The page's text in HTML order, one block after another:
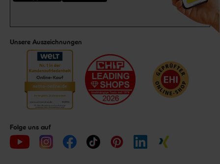
Unsere Auszeichnungen
Folge uns auf